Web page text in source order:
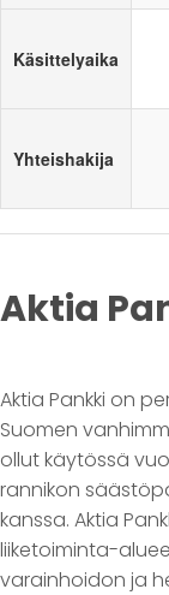
Käsittelyaika
Yhteishakija
Aktia
Aktia Pankki on
Suomen
ollut käytössä
rannikon
kanssa. Aktia
liiketoiminta-
varainhoidon ja